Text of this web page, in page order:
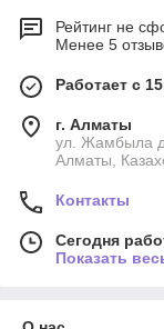
Рейтинг не
Менее 5
Работает с
г. Алматы
ул. Жамбыла
Алматы,
Контакты
Сегодня
Показать